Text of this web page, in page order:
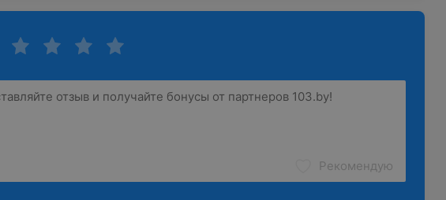
Рекомендую